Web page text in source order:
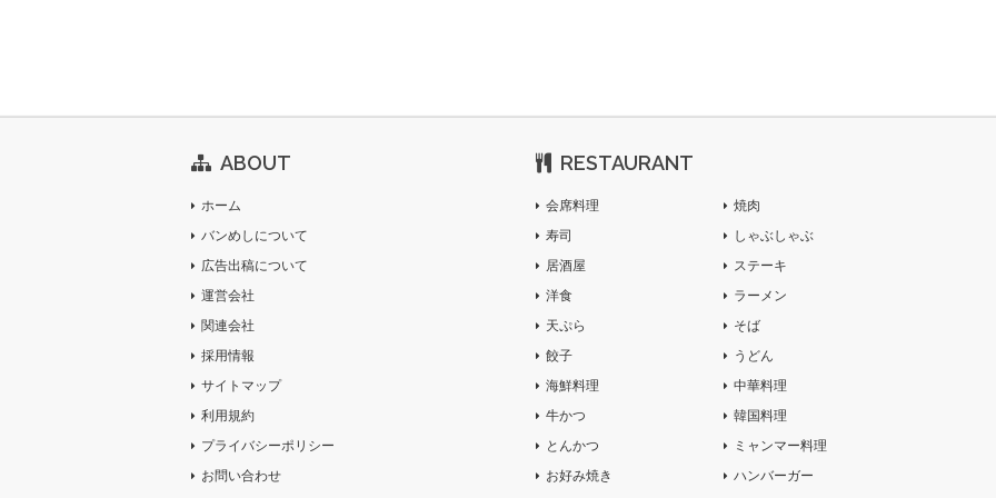
ABOUT
ホーム
バンめしについて
広告出稿について
運営会社
関連会社
採用情報
サイトマップ
利用規約
プライバシーポリシー
お問い合わせ
RESTAURANT
会席料理
寿司
居酒屋
洋食
天ぷら
餃子
海鮮料理
牛かつ
とんかつ
お好み焼き
焼肉
しゃぶしゃぶ
ステーキ
ラーメン
そば
うどん
中華料理
韓国料理
ミャンマー料理
ハンバーガー